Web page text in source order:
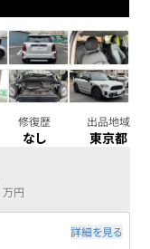
修復歴
なし
出品地域
東京都
万円
詳細を見る